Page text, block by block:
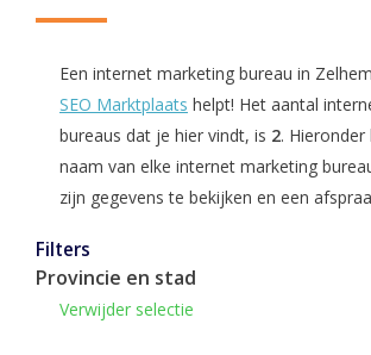
Een internet marketing bureau in
SEO Marktplaats helpt! Het aantal
bureaus dat je hier vindt, is 2.
naam van elke internet marketing
zijn gegevens te bekijken en een
Filters
Provincie en stad
Verwijder selectie